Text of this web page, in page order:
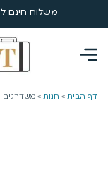
משלוח חינם למזמינים
דף הבית » חנות » משדרגים